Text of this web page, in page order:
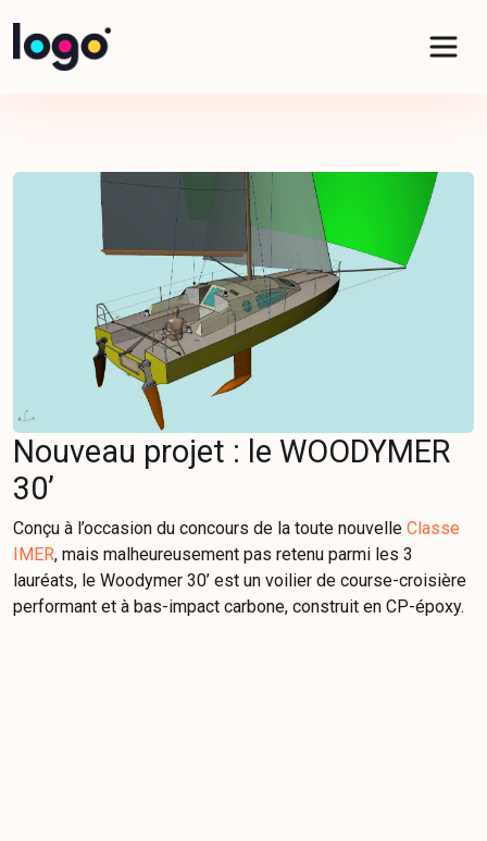
Nouveau projet : le WOODYMER
30’
Conçu à l’occasion du concours de la toute nouvelle Classe
IMER, mais malheureusement pas retenu parmi les 3
lauréats, le Woodymer 30’ est un voilier de course-croisière
performant et à bas-impact carbone, construit en CP-époxy.